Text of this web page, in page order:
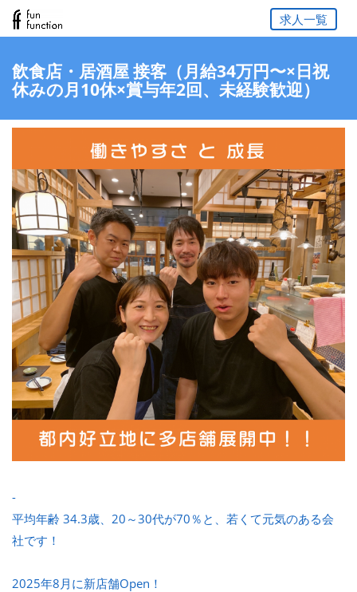
求人一覧
飲食店・居酒屋 接客（月給34万円〜×日祝
休みの月10休×賞与年2回、未経験歓迎）
-
平均年齢 34.3歳、20～30代が70％と、若くて元気のある会
社です！
2025年8月に新店舗Open！